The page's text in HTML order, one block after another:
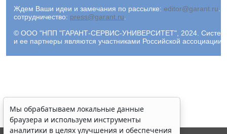
Ждем Ваши идеи и замечания по рассылке: editor@garant.ru
сотрудничество: press@garant.ru
© ООО "НПП "ГАРАНТ-СЕРВИС-УНИВЕРСИТЕТ", 2024. Система
и ее партнеры являются участниками Российской
Мы обрабатываем локальные данные
браузера и используем инструменты
аналитики в целях улучшения и обеспечения